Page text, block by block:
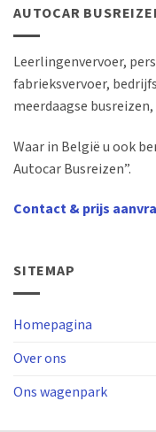
AUTOCAR
Leerlingenvervoer,
fabrieksvervoer,
meerdaagse
Waar in België u ook
Autocar Busreizen”.
Contact & prijs
SITEMAP
Homepagina
Over ons
Ons wagenpark